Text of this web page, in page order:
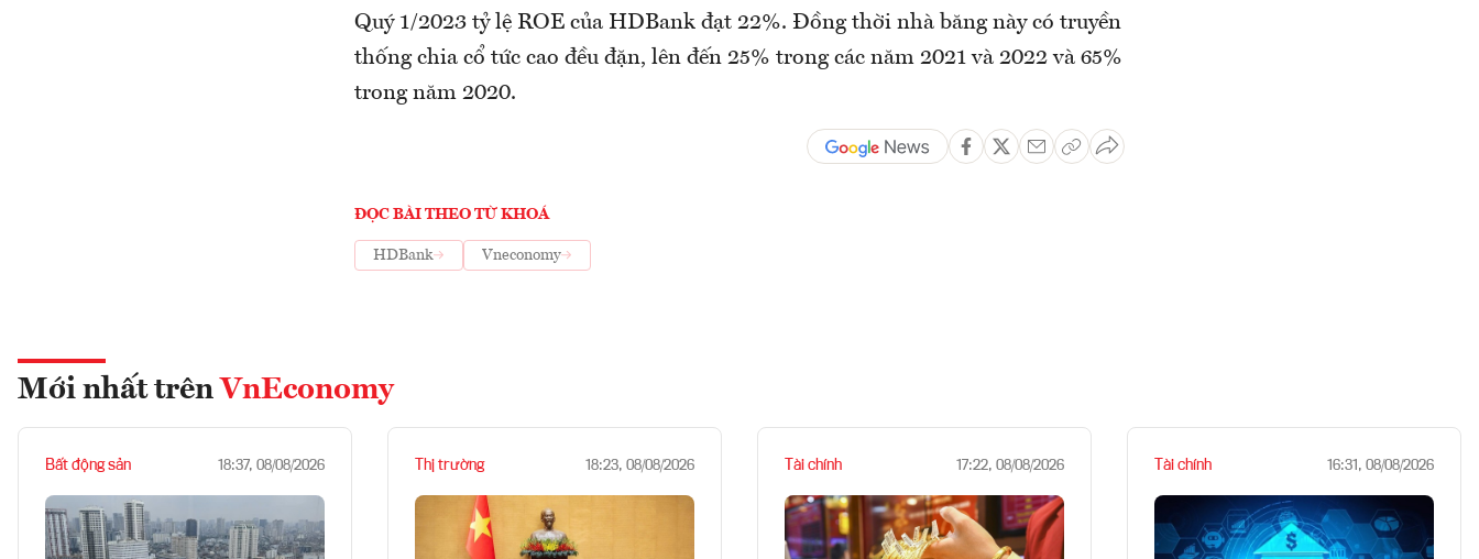
Quý 1/2023 tỷ lệ ROE của HDBank đạt 22%. Đồng thời nhà băng này có truyền
thống chia cổ tức cao đều đặn, lên đến 25% trong các năm 2021 và 2022 và 65%
trong năm 2020.
ĐỌC BÀI THEO TỪ KHOÁ
HDBank Vneconomy
Mới nhất trên VnEconomy
Bất động sản 18:37, 08/08/2026 Thị trường 18:23, 08/08/2026 Tài chính 17:22, 08/08/2026 Tài chính 16:31, 08/08/2026